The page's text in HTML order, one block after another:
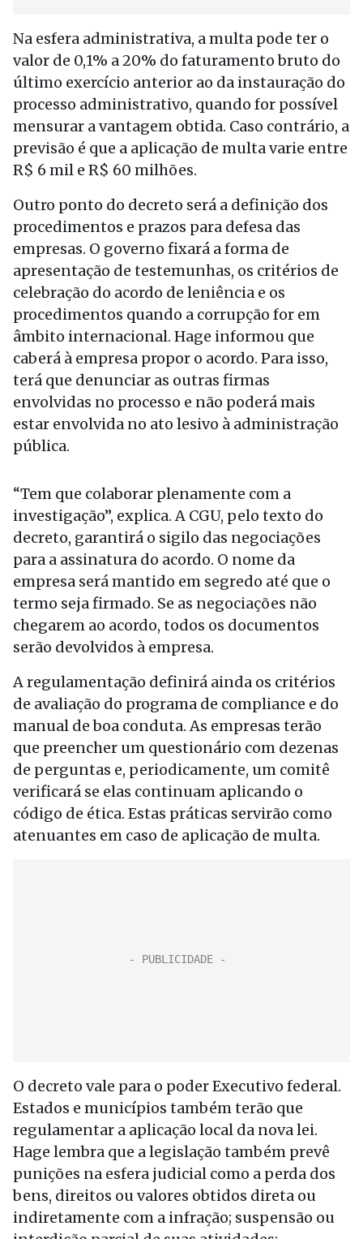
Na esfera administrativa, a multa pode ter o
valor de 0,1% a 20% do faturamento bruto do
último exercício anterior ao da instauração do
processo administrativo, quando for possível
mensurar a vantagem obtida. Caso contrário, a
previsão é que a aplicação de multa varie entre
R$ 6 mil e R$ 60 milhões.
Outro ponto do decreto será a definição dos
procedimentos e prazos para defesa das
empresas. O governo fixará a forma de
apresentação de testemunhas, os critérios de
celebração do acordo de leniência e os
procedimentos quando a corrupção for em
âmbito internacional. Hage informou que
caberá à empresa propor o acordo. Para isso,
terá que denunciar as outras firmas
envolvidas no processo e não poderá mais
estar envolvida no ato lesivo à administração
pública.
“Tem que colaborar plenamente com a
investigação”, explica. A CGU, pelo texto do
decreto, garantirá o sigilo das negociações
para a assinatura do acordo. O nome da
empresa será mantido em segredo até que o
termo seja firmado. Se as negociações não
chegarem ao acordo, todos os documentos
serão devolvidos à empresa.
A regulamentação definirá ainda os critérios
de avaliação do programa de compliance e do
manual de boa conduta. As empresas terão
que preencher um questionário com dezenas
de perguntas e, periodicamente, um comitê
verificará se elas continuam aplicando o
código de ética. Estas práticas servirão como
atenuantes em caso de aplicação de multa.
O decreto vale para o poder Executivo federal.
Estados e municípios também terão que
regulamentar a aplicação local da nova lei.
Hage lembra que a legislação também prevê
punições na esfera judicial como a perda dos
bens, direitos ou valores obtidos direta ou
indiretamente com a infração; suspensão ou